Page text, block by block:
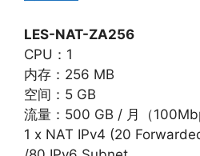
LES-NAT-ZA256
CPU：1
内存：256 MB
空间：5 GB
流量：500 GB / 月（
1 x NAT IPv4 (20